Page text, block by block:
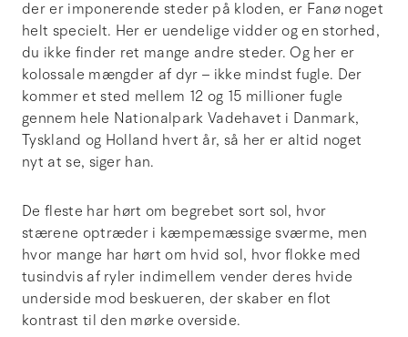
der er imponerende steder på kloden, er Fanø noget
helt specielt. Her er uendelige vidder og en storhed,
du ikke finder ret mange andre steder. Og her er
kolossale mængder af dyr – ikke mindst fugle. Der
kommer et sted mellem 12 og 15 millioner fugle
gennem hele Nationalpark Vadehavet i Danmark,
Tyskland og Holland hvert år, så her er altid noget
nyt at se, siger han.
De fleste har hørt om begrebet sort sol, hvor
stærene optræder i kæmpemæssige sværme, men
hvor mange har hørt om hvid sol, hvor flokke med
tusindvis af ryler indimellem vender deres hvide
underside mod beskueren, der skaber en flot
kontrast til den mørke overside.